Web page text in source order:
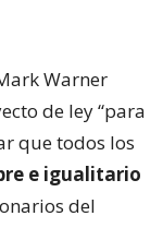
Warner
de ley “para
que todos los
e igualitario
del